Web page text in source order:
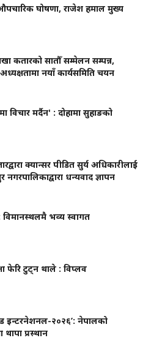
घोषणा, राजेश हमाल मुख्य
कतारको सातौँ सम्मेलन सम्पन्न,
नयाँ कार्यसमिति चयन
विचार मर्दैन' : दोहामा सुहाङको
क्यान्सर पीडित सुर्य अधिकारीलाई
धन्यवाद ज्ञापन
विमानस्थलमै भव्य स्वागत
फेरि टुट्न थाले : विप्लव
इन्टरनेशनल-२०२६’: नेपालको
थापा प्रस्थान